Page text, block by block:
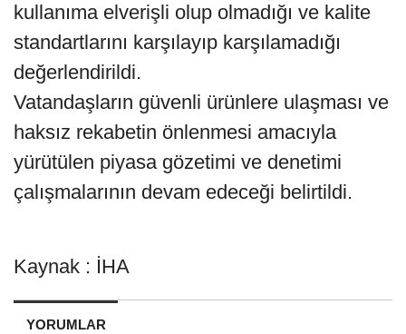
kullanıma elverişli olup olmadığı ve kalite
standartlarını karşılayıp karşılamadığı
değerlendirildi.
Vatandaşların güvenli ürünlere ulaşması ve
haksız rekabetin önlenmesi amacıyla
yürütülen piyasa gözetimi ve denetimi
çalışmalarının devam edeceği belirtildi.
Kaynak : İHA
YORUMLAR